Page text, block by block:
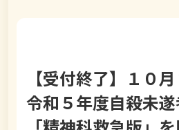
【受付終了】１０
令和５年度自殺未